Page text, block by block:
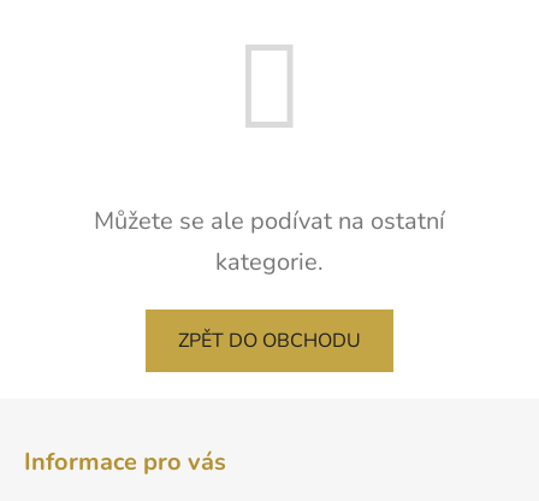
Můžete se ale podívat na ostatní
kategorie.
ZPĚT DO OBCHODU
Informace pro vás